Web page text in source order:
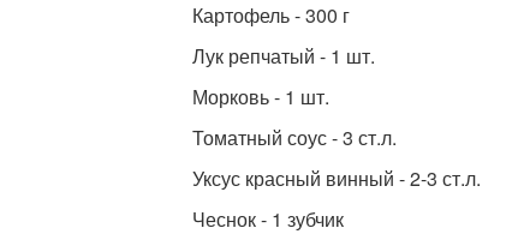
Картофель - 300 г
Лук репчатый - 1 шт.
Морковь - 1 шт.
Томатный соус - 3 ст.л.
Уксус красный винный - 2-3 ст.л.
Чеснок - 1 зубчик